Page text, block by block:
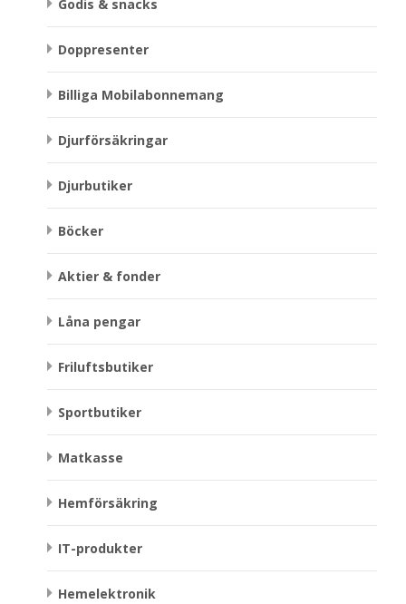
Godis & snacks
Doppresenter
Billiga Mobilabonnemang
Djurförsäkringar
Djurbutiker
Böcker
Aktier & fonder
Låna pengar
Friluftsbutiker
Sportbutiker
Matkasse
Hemförsäkring
IT-produkter
Hemelektronik